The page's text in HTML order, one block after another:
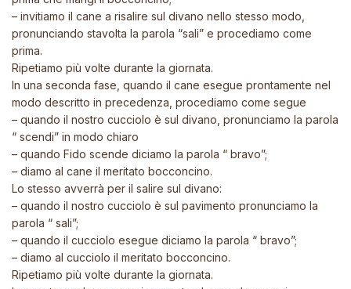
– invitiamo il cane a risalire sul divano nello stesso modo,
pronunciando stavolta la parola “sali” e procediamo come
prima.
Ripetiamo più volte durante la giornata.
In una seconda fase, quando il cane esegue prontamente nel
modo descritto in precedenza, procediamo come segue
– quando il nostro cucciolo è sul divano, pronunciamo la parola
“ scendi” in modo chiaro
– quando Fido scende diciamo la parola “ bravo”;
– diamo al cane il meritato bocconcino.
Lo stesso avverrà per il salire sul divano:
– quando il nostro cucciolo è sul pavimento pronunciamo la
parola “ sali”;
– quando il cucciolo esegue diciamo la parola “ bravo”;
– diamo al cucciolo il meritato bocconcino.
Ripetiamo più volte durante la giornata.